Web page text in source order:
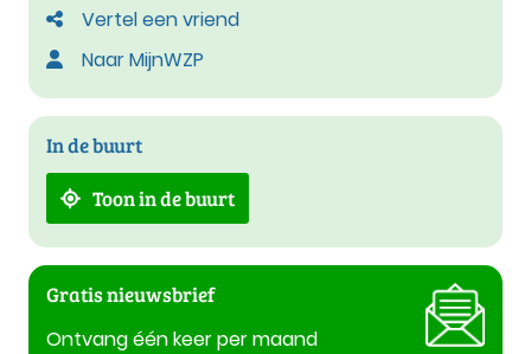
Vertel een vriend
Naar MijnWZP
In de buurt
Toon in de buurt
Gratis nieuwsbrief
Ontvang één keer per maand